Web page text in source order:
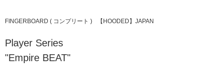
FINGERBOARD ( コンプリート ) 【HOODED】JAPAN
Player Series
"Empire BEAT"